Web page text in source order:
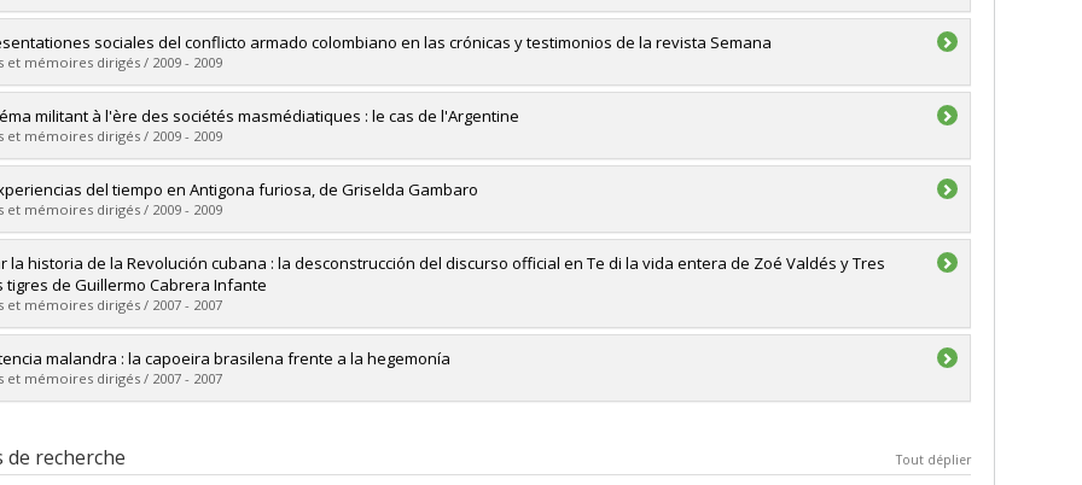
obtenu :M.A.
le document dans Papyrus
:Salinas, Pablo Manuel
Maîtrise
obtenu :M.A.
le document dans Papyrus
sociales del conflicto armado colombiano en las crónicas y testimonios de la revista Semana
et mémoires dirigés / 2009 - 2009
:Castiblanco Wiesner, Carlos Manuel
Maîtrise
obtenu :M.A.
le document dans Papyrus
militant à l'ère des sociétés masmédiatiques : le cas de l'Argentine
et mémoires dirigés / 2009 - 2009
:Laprade, Dominique
Maîtrise
obtenu :M.A.
le document dans Papyrus
del tiempo en Antigona furiosa, de Griselda Gambaro
et mémoires dirigés / 2009 - 2009
:Turchi, Romina María
Maîtrise
obtenu :M.A.
le document dans Papyrus
la historia de la Revolución cubana : la desconstrucción del discurso official en Te di la vida entera de Zoé Valdés y Tres
tigres de Guillermo Cabrera Infante
et mémoires dirigés / 2007 - 2007
:Taschereau, Véronique
Maîtrise
obtenu :M.A.
malandra : la capoeira brasilena frente a la hegemonía
et mémoires dirigés / 2007 - 2007
Maîtrise
obtenu :M.A.
de recherche Tout déplier